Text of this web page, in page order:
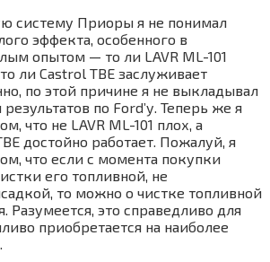
систему Приоры я не понимал
эффекта, особенного в
опытом — то ли LAVR ML-101
ли Castrol TBE заслуживает
по этой причине я не выкладывал
по Ford’у. Теперь же я
что не LAVR ML-101 плох, а
достойно работает. Пожалуй, я
что если с момента покупки
его топливной, не
то можно о чистке топливной
Разумеется, это справедливо для
приобретается на наиболее